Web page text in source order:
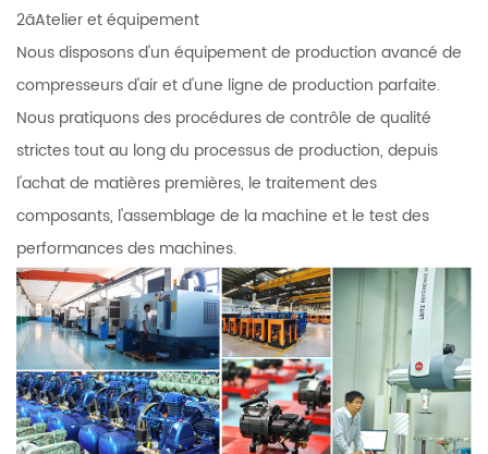
2ãAtelier et équipement
Nous disposons d'un équipement de production avancé de
compresseurs d'air et d'une ligne de production parfaite.
Nous pratiquons des procédures de contrôle de qualité
strictes tout au long du processus de production, depuis
l'achat de matières premières, le traitement des
composants, l'assemblage de la machine et le test des
performances des machines.